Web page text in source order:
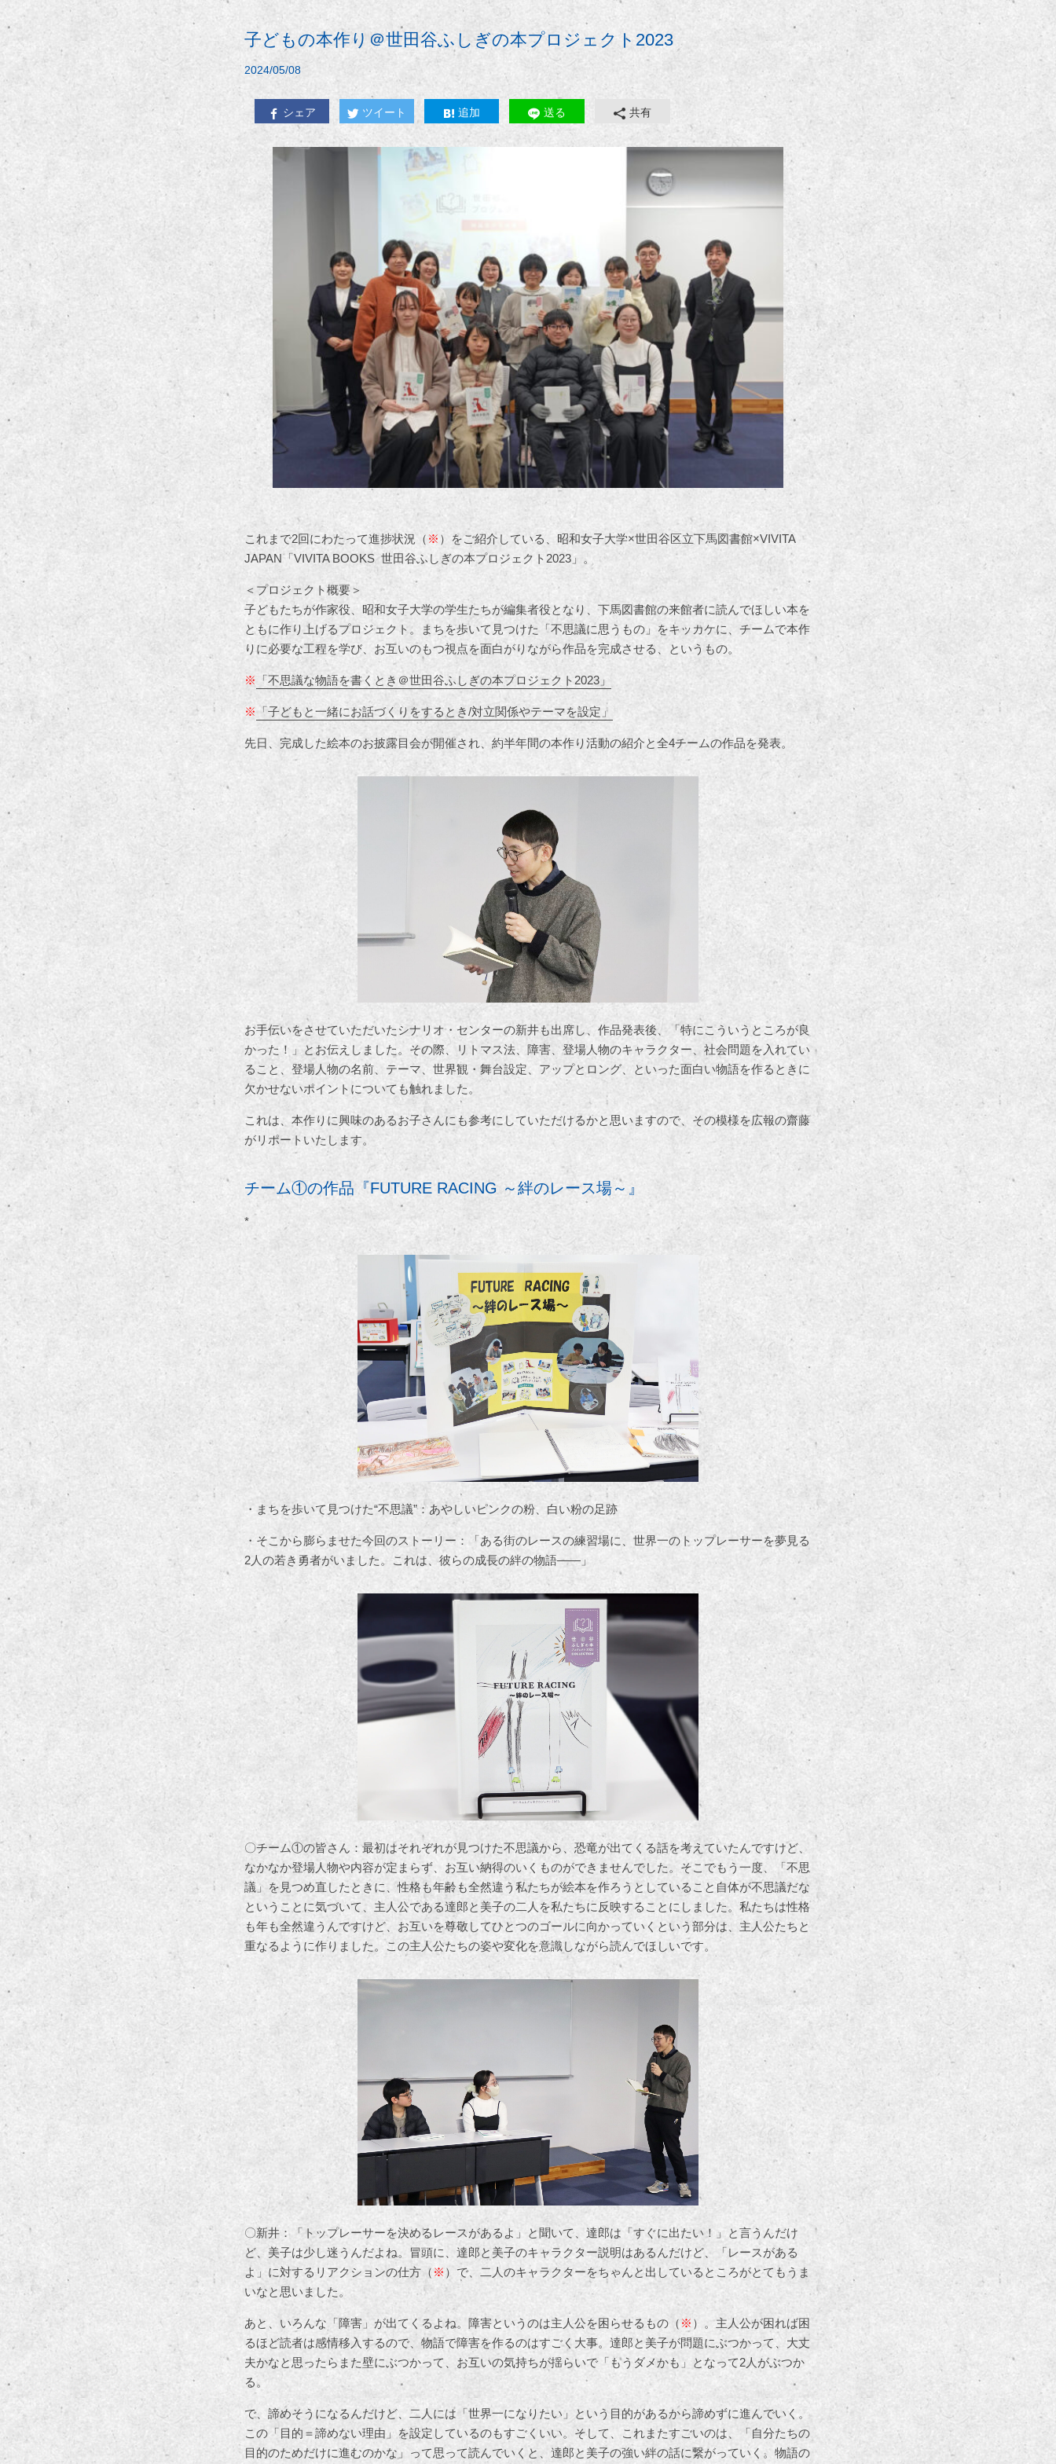
子どもの本作り＠世田谷ふしぎの本プロジェクト2023
2024/05/08
シェア ツイート 追加 送る 共有
これまで2回にわたって進捗状況（ ※ ）をご紹介している、昭和女子大学×世田谷区立下馬図書館×VIVITA
JAPAN「VIVITA BOOKS 世田谷ふしぎの本プロジェクト2023」。
＜プロジェクト概要＞
子どもたちが作家役、昭和女子大学の学生たちが編集者役となり、下馬図書館の来館者に読んでほしい本を
ともに作り上げるプロジェクト。まちを歩いて見つけた「不思議に思うもの」をキッカケに、チームで本作
りに必要な工程を学び、お互いのもつ視点を面白がりながら作品を完成させる、というもの。
※ 「不思議な物語を書くとき＠世田谷ふしぎの本プロジェクト2023」
※「子どもと一緒にお話づくりをするとき/対立関係やテーマを設定」
先日、完成した絵本のお披露目会が開催され、約半年間の本作り活動の紹介と全4チームの作品を発表。
お手伝いをさせていただいたシナリオ・センターの新井も出席し、作品発表後、「特にこういうところが良
かった！」とお伝えしました。その際、リトマス法、障害、登場人物のキャラクター、社会問題を入れてい
ること、登場人物の名前、テーマ、世界観・舞台設定、アップとロング、といった面白い物語を作るときに
欠かせないポイントについても触れました。
これは、本作りに興味のあるお子さんにも参考にしていただけるかと思いますので、その模様を広報の齋藤
がリポートいたします。
チーム①の作品『FUTURE RACING ～絆のレース場～』
*
・まちを歩いて見つけた“不思議”：あやしいピンクの粉、白い粉の足跡
・そこから膨らませた今回のストーリー：「ある街のレースの練習場に、世界一のトップレーサーを夢見る
2人の若き勇者がいました。これは、彼らの成長の絆の物語――」
〇チーム①の皆さん：最初はそれぞれが見つけた不思議から、恐竜が出てくる話を考えていたんですけど、
なかなか登場人物や内容が定まらず、お互い納得のいくものができませんでした。そこでもう一度、「不思
議」を見つめ直したときに、性格も年齢も全然違う私たちが絵本を作ろうとしていること自体が不思議だな
ということに気づいて、主人公である達郎と美子の二人を私たちに反映することにしました。私たちは性格
も年も全然違うんですけど、お互いを尊敬してひとつのゴールに向かっていくという部分は、主人公たちと
重なるように作りました。この主人公たちの姿や変化を意識しながら読んでほしいです。
〇新井：「トップレーサーを決めるレースがあるよ」と聞いて、達郎は「すぐに出たい！」と言うんだけ
ど、美子は少し迷うんだよね。冒頭に、達郎と美子のキャラクター説明はあるんだけど、「レースがある
よ」に対するリアクションの仕方（ ※ ）で、二人のキャラクターをちゃんと出しているところがとてもうま
いなと思いました。
あと、いろんな「障害」が出てくるよね。障害というのは主人公を困らせるもの（ ※ ）。主人公が困れば困
るほど読者は感情移入するので、物語で障害を作るのはすごく大事。達郎と美子が問題にぶつかって、大丈
夫かなと思ったらまた壁にぶつかって、お互いの気持ちが揺らいで「もうダメかも」となって2人がぶつか
る。
で、諦めそうになるんだけど、二人には「世界一になりたい」という目的があるから諦めずに進んでいく。
この「目的＝諦めない理由」を設定しているのもすごくいい。そして、これまたすごいのは、「自分たちの
目的のためだけに進むのかな」って思って読んでいくと、達郎と美子の強い絆の話に繋がっていく。物語の